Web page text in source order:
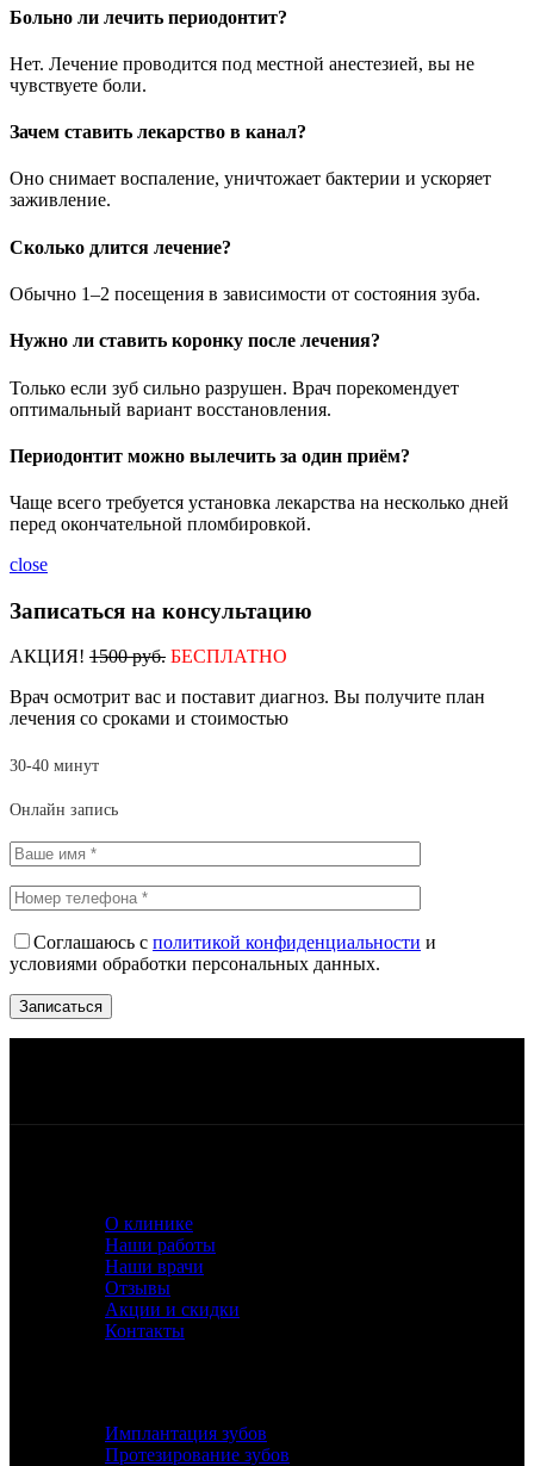
Больно ли лечить периодонтит?
Нет. Лечение проводится под местной анестезией, вы не
чувствуете боли.
Зачем ставить лекарство в канал?
Оно снимает воспаление, уничтожает бактерии и ускоряет
заживление.
Сколько длится лечение?
Обычно 1–2 посещения в зависимости от состояния зуба.
Нужно ли ставить коронку после лечения?
Только если зуб сильно разрушен. Врач порекомендует
оптимальный вариант восстановления.
Периодонтит можно вылечить за один приём?
Чаще всего требуется установка лекарства на несколько дней
перед окончательной пломбировкой.
close
Записаться на консультацию
АКЦИЯ! 1500 руб. БЕСПЛАТНО
Врач осмотрит вас и поставит диагноз. Вы получите план
лечения со сроками и стоимостью
30-40 минут
Онлайн запись
Соглашаюсь с политикой конфиденциальности и
условиями обработки персональных данных.
О клинике
Наши работы
Наши врачи
Отзывы
Акции и скидки
Контакты
Имплантация зубов
Протезирование зубов